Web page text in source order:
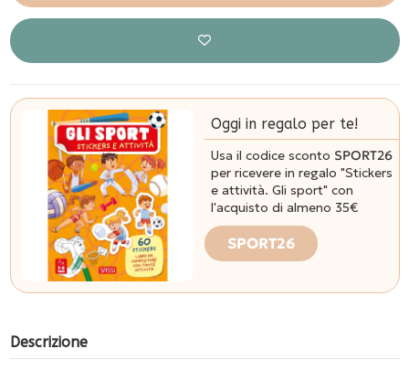
Oggi in regalo per te!
Usa il codice sconto SPORT26
per ricevere in regalo "Stickers
e attività. Gli sport" con
l'acquisto di almeno 35€
SPORT26
Descrizione